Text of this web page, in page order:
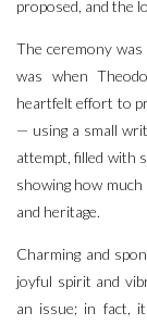
proposed, and the
The ceremony
was when
heartfelt effort to
— using a small
attempt, filled with
showing how
and heritage.
Charming and
joyful spirit and
an issue; in fact,